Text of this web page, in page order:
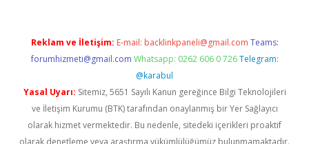
Reklam ve İletişim: E-mail: backlinkpaneli@gmail.com Teams:
forumhizmeti@gmail.com Whatsapp: 0262 606 0 726 Telegram:
@karabul
Yasal Uyarı: Sitemiz, 5651 Sayılı Kanun gereğince Bilgi Teknolojileri
ve İletişim Kurumu (BTK) tarafından onaylanmış bir Yer Sağlayıcı
olarak hizmet vermektedir. Bu nedenle, sitedeki içerikleri proaktif
olarak denetleme veya araştırma yükümlülüğümüz bulunmamaktadır.